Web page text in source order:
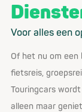
Voor alles een
Of het nu om een
fietsreis,
Touringcars
alleen maar